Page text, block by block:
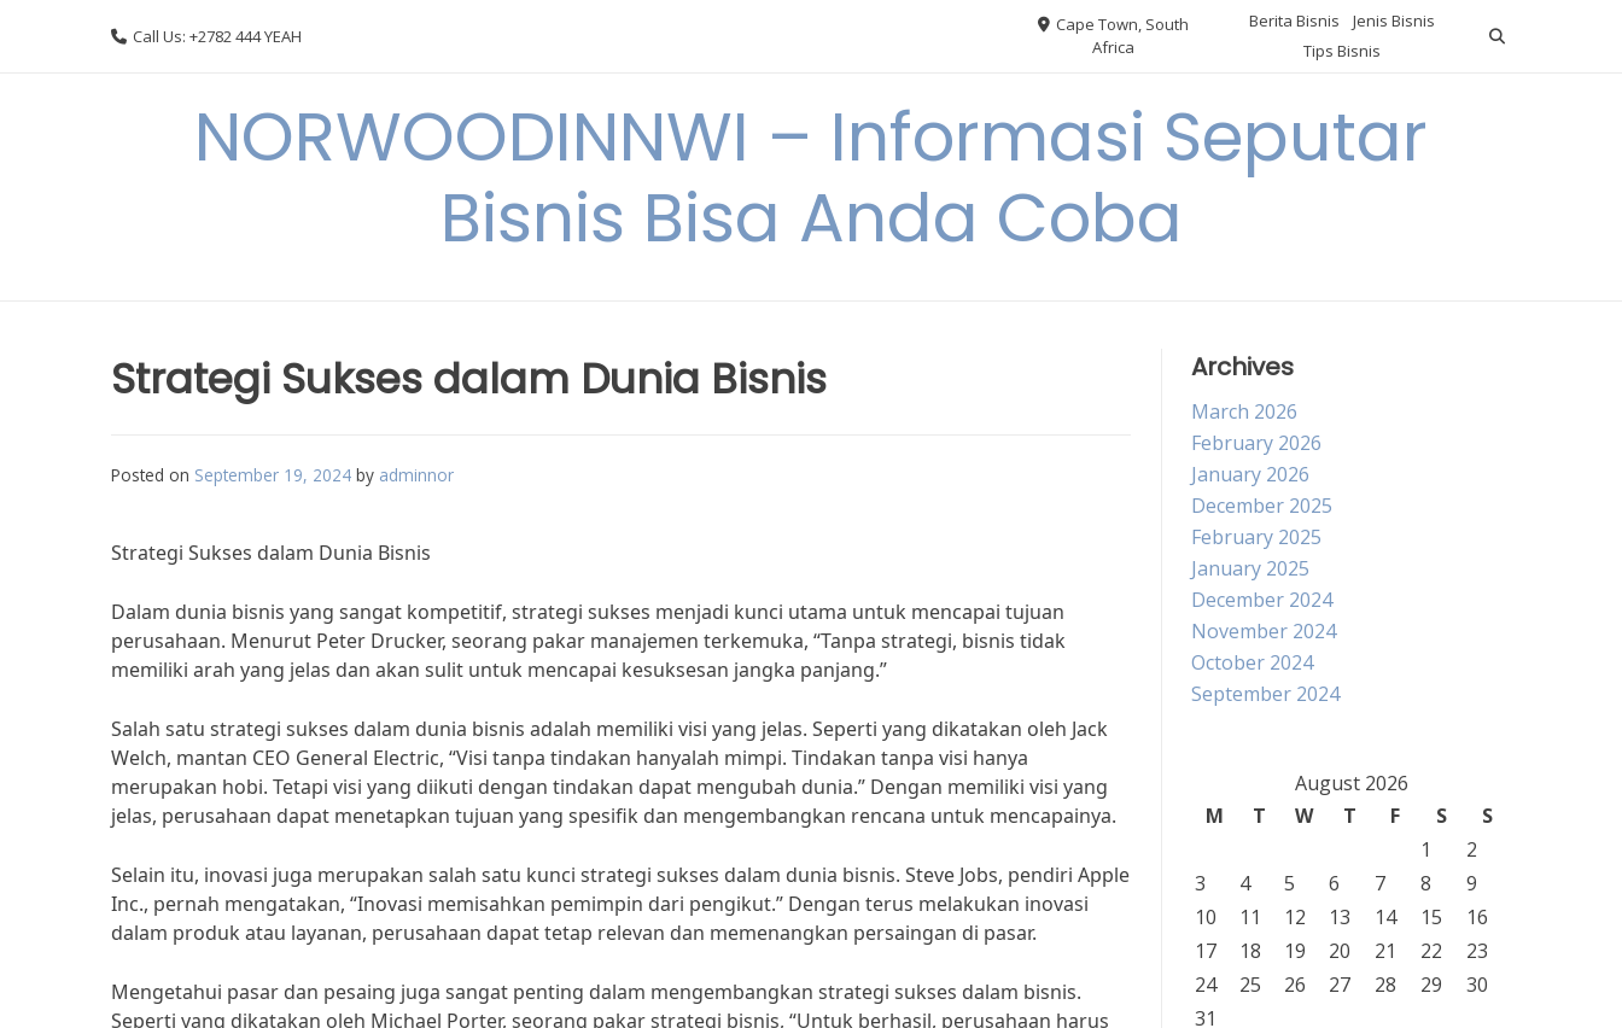
Call Us: +2782 444 YEAH
Cape Town, South
Africa
Berita Bisnis
Jenis Bisnis
Tips Bisnis
NORWOODINNWI – Informasi Seputar
Bisnis Bisa Anda Coba
Strategi Sukses dalam Dunia Bisnis
Posted on September 19, 2024 by adminnor
Strategi Sukses dalam Dunia Bisnis
Dalam dunia bisnis yang sangat kompetitif, strategi sukses menjadi kunci utama untuk mencapai tujuan
perusahaan. Menurut Peter Drucker, seorang pakar manajemen terkemuka, “Tanpa strategi, bisnis tidak
memiliki arah yang jelas dan akan sulit untuk mencapai kesuksesan jangka panjang.”
Salah satu strategi sukses dalam dunia bisnis adalah memiliki visi yang jelas. Seperti yang dikatakan oleh Jack
Welch, mantan CEO General Electric, “Visi tanpa tindakan hanyalah mimpi. Tindakan tanpa visi hanya
merupakan hobi. Tetapi visi yang diikuti dengan tindakan dapat mengubah dunia.” Dengan memiliki visi yang
jelas, perusahaan dapat menetapkan tujuan yang spesifik dan mengembangkan rencana untuk mencapainya.
Selain itu, inovasi juga merupakan salah satu kunci strategi sukses dalam dunia bisnis. Steve Jobs, pendiri Apple
Inc., pernah mengatakan, “Inovasi memisahkan pemimpin dari pengikut.” Dengan terus melakukan inovasi
dalam produk atau layanan, perusahaan dapat tetap relevan dan memenangkan persaingan di pasar.
Mengetahui pasar dan pesaing juga sangat penting dalam mengembangkan strategi sukses dalam bisnis.
Seperti yang dikatakan oleh Michael Porter, seorang pakar strategi bisnis, “Untuk berhasil, perusahaan harus
Archives
March 2026
February 2026
January 2026
December 2025
February 2025
January 2025
December 2024
November 2024
October 2024
September 2024
August 2026
M
T W T F S
S
1
2
3
4 5 6 7 8
9
10
11 12 13 14 15
16
17
18 19 20 21 22
23
24
25 26 27 28 29
30
31